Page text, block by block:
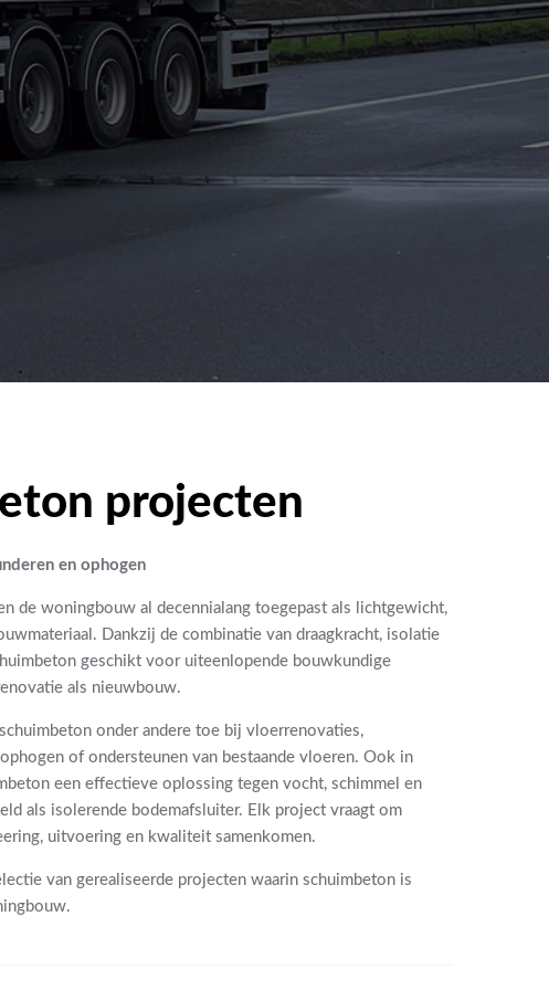
projecten
en ophogen
de woningbouw al decennialang toegepast als lichtgewicht,
Dankzij de combinatie van draagkracht, isolatie
geschikt voor uiteenlopende bouwkundige
als nieuwbouw.
onder andere toe bij vloerrenovaties,
of ondersteunen van bestaande vloeren. Ook in
een effectieve oplossing tegen vocht, schimmel en
als isolerende bodemafsluiter. Elk project vraagt om
uitvoering en kwaliteit samenkomen.
van gerealiseerde projecten waarin schuimbeton is